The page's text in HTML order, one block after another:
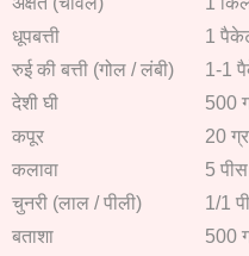
धूपबत्ती
1
रुई की बत्ती (गोल / लंबी)
1-1
देशी घी
500
कपूर
20
कलावा
5 पीस
चुनरी (लाल / पीली)
1/1
बताशा
500